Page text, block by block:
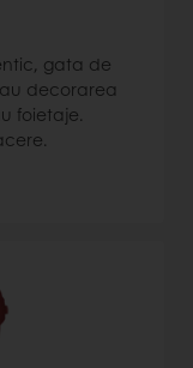
gata de
decorarea
foietaje.